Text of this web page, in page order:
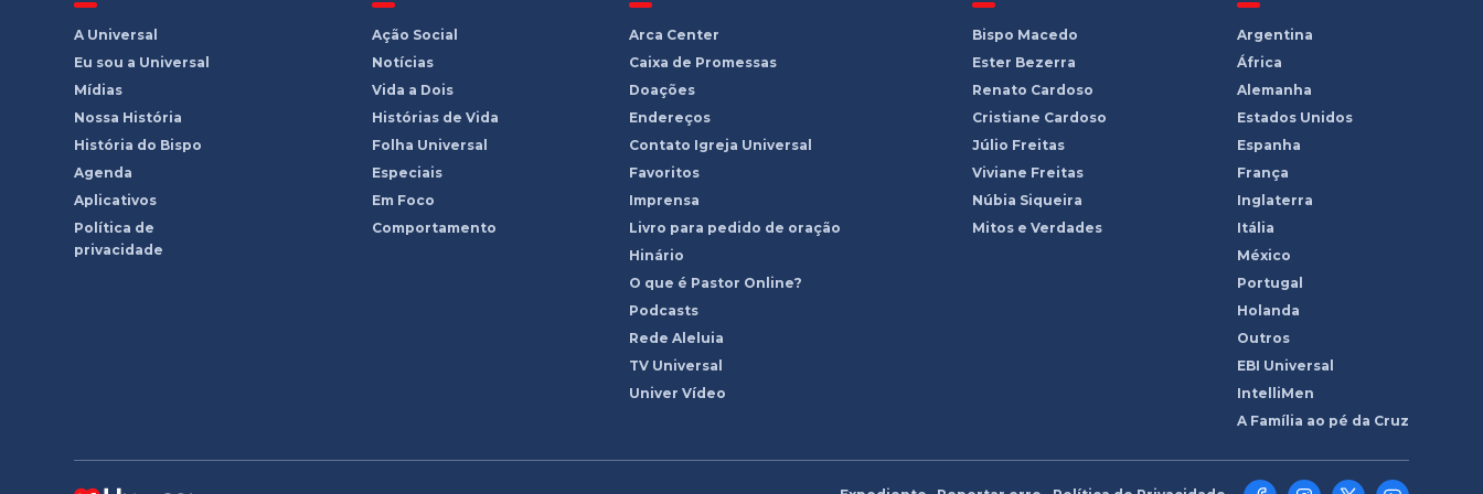
A Universal
Eu sou a Universal
Mídias
Nossa História
História do Bispo
Agenda
Aplicativos
Política de
privacidade
Ação Social
Notícias
Vida a Dois
Histórias de Vida
Folha Universal
Especiais
Em Foco
Comportamento
Arca Center
Caixa de Promessas
Doações
Endereços
Contato Igreja Universal
Favoritos
Imprensa
Livro para pedido de oração
Hinário
O que é Pastor Online?
Podcasts
Rede Aleluia
TV Universal
Univer Vídeo
Bispo Macedo
Ester Bezerra
Renato Cardoso
Cristiane Cardoso
Júlio Freitas
Viviane Freitas
Núbia Siqueira
Mitos e Verdades
Argentina
África
Alemanha
Estados Unidos
Espanha
França
Inglaterra
Itália
México
Portugal
Holanda
Outros
EBI Universal
IntelliMen
A Família ao pé da Cruz